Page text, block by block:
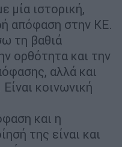
μία ιστορική,
απόφαση στην ΚΕ.
τη βαθιά
ορθότητα και την
αλλά και
κοινωνική
και η
της είναι και